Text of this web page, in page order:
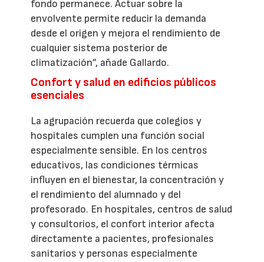
fondo permanece. Actuar sobre la
envolvente permite reducir la demanda
desde el origen y mejora el rendimiento de
cualquier sistema posterior de
climatización”, añade Gallardo.
Confort y salud en edificios públicos
esenciales
La agrupación recuerda que colegios y
hospitales cumplen una función social
especialmente sensible. En los centros
educativos, las condiciones térmicas
influyen en el bienestar, la concentración y
el rendimiento del alumnado y del
profesorado. En hospitales, centros de salud
y consultorios, el confort interior afecta
directamente a pacientes, profesionales
sanitarios y personas especialmente